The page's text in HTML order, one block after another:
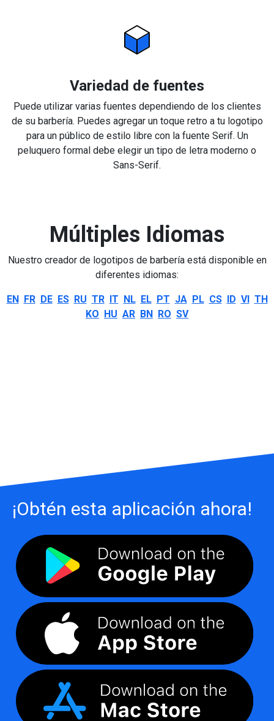
Variedad de fuentes
Puede utilizar varias fuentes dependiendo de los clientes
de su barbería. Puedes agregar un toque retro a tu logotipo
para un público de estilo libre con la fuente Serif. Un
peluquero formal debe elegir un tipo de letra moderno o
Sans-Serif.
Múltiples Idiomas
Nuestro creador de logotipos de barbería está disponible en
diferentes idiomas:
EN FR DE ES RU TR IT NL EL PT JA PL CS ID VI TH
KO HU AR BN RO SV
¡Obtén esta aplicación ahora!